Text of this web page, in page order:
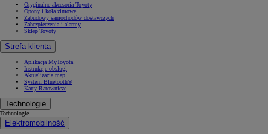
Oryginalne akcesoria Toyoty
Opony i koła zimowe
Zabudowy samochodów dostawczych
Zabezpieczenia i alarmy
Sklep Toyoty
Strefa klienta
Aplikacja MyToyota
Instrukcje obsługi
Aktualizacja map
System Bluetooth®
Karty Ratownicze
Technologie
Technologie
Elektromobilność